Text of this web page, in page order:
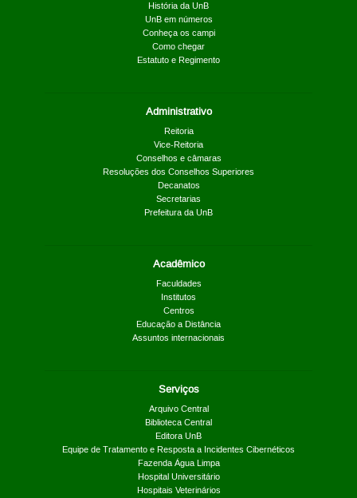
História da UnB
UnB em números
Conheça os campi
Como chegar
Estatuto e Regimento
Administrativo
Reitoria
Vice-Reitoria
Conselhos e câmaras
Resoluções dos Conselhos Superiores
Decanatos
Secretarias
Prefeitura da UnB
Acadêmico
Faculdades
Institutos
Centros
Educação a Distância
Assuntos internacionais
Serviços
Arquivo Central
Biblioteca Central
Editora UnB
Equipe de Tratamento e Resposta a Incidentes Cibernéticos
Fazenda Água Limpa
Hospital Universitário
Hospitais Veterinários